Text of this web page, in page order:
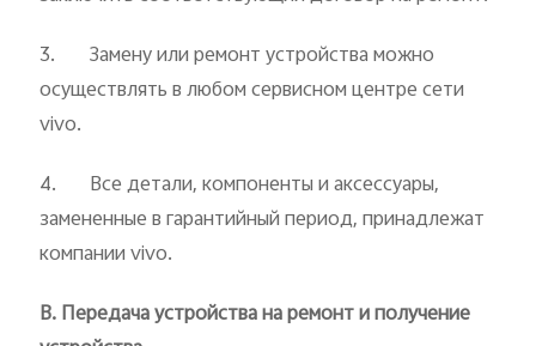
3. Замену или ремонт устройства можно
осуществлять в любом сервисном центре сети
vivo.
4. Все детали, компоненты и аксессуары,
замененные в гарантийный период, принадлежат
компании vivo.
В. Передача устройства на ремонт и получение